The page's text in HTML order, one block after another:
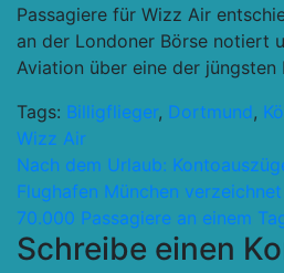
Passagiere für Wizz Air
an der Londoner Börse notiert
Aviation über eine der jüngsten
Tags: Billigflieger, Dortmund,
Wizz Air
Nach dem Urlaub:
Flughafen München
70.000 Passagiere an einem
Schreibe einen